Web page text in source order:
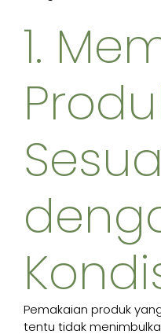
1.
Pemakaian produk
tentu tidak